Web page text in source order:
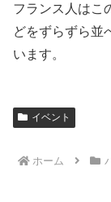
フランス人はこ
どをずらずら並
います。
イベント
ホーム